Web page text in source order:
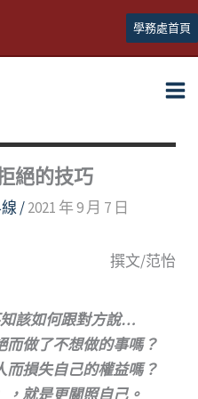
學務處首頁
絕的技巧
/2021 年 9 月 7 日
撰文/范怡
該如何跟對方說…
而做了不想做的事嗎？
而損失自己的權益嗎？
，就是更關照自己。